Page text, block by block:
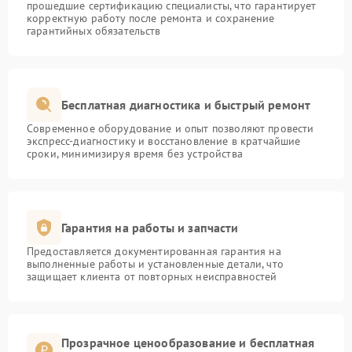
прошедшие сертификацию специалисты, что гарантирует
корректную работу после ремонта и сохранение
гарантийных обязательств
Бесплатная диагностика и быстрый ремонт
Современное оборудование и опыт позволяют провести
экспресс-диагностику и восстановление в кратчайшие
сроки, минимизируя время без устройства
Гарантия на работы и запчасти
Предоставляется документированная гарантия на
выполненные работы и установленные детали, что
защищает клиента от повторных неисправностей
Прозрачное ценообразование и бесплатная